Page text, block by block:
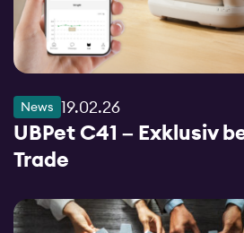
News 19.02.26
UBPet C41 – Exklusiv
Trade